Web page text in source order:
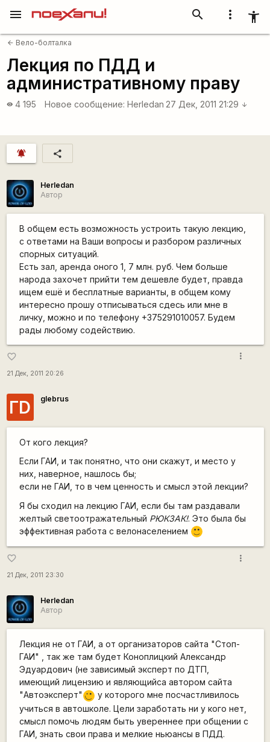
more_vert accessibility_new
search
menu
arrow_back Вело-болталка
Лекция по ПДД и
административному праву
visibility 4 195 Новое сообщение: Herledan 27 Дек, 2011 21:29 arrow_downward
notifications_active share
Herledan
Автор
В общем есть возможность устроить такую лекцию,
с ответами на Ваши вопросы и разбором различных
спорных ситуаций.
Есть зал, аренда оного 1, 7 млн. руб. Чем больше
народа захочет прийти тем дешевле будет, правда
ищем ешё и бесплатные варианты, в общем кому
интересно прошу отписываться сдесь или мне в
личку, можно и по телефону +375291010057. Будем
рады любому содействию.
favorite_border
21 Дек, 2011 20:26
more_vert
ГD glebrus
От кого лекция?
Если ГАИ, и так понятно, что они скажут, и место у
них, наверное, нашлось бы;
если не ГАИ, то в чем ценность и смысл этой лекции?
Я бы сходил на лекцию ГАИ, если бы там раздавали
желтый светоотражательный РЮКЗАК!. Это была бы
эффективная работа с велонаселением
:)
favorite_border
21 Дек, 2011 23:30
more_vert
Herledan
Автор
Лекция не от ГАИ, а от организаторов сайта "Стоп-
ГАИ" , так же там будет Коноплицкий Александр
Эдуардович (не зависимый эксперт по ДТП,
имеющий лицензию и являющийса автором сайта
"Автоэксперт" ;)
у которого мне посчастливилось
учиться в автошколе. Цели заработать ни у кого нет,
смысл помочь людям быть увереннее при общении с
ГАИ, знать свои права и мелкие ньюансы в ПДД.